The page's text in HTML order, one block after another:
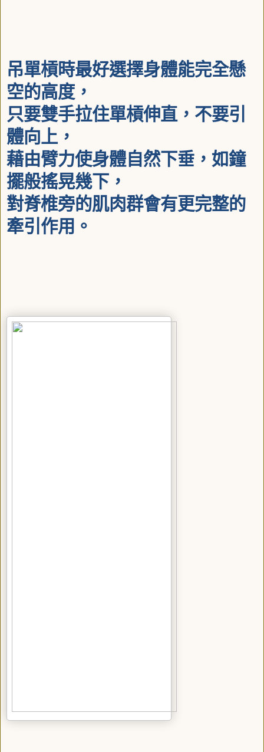
吊單槓時最好選擇身體能完全懸
空的高度，
只要雙手拉住單槓伸直，不要引
體向上，
藉由臂力使身體自然下垂，如鐘
擺般搖晃幾下，
對脊椎旁的肌肉群會有更完整的
牽引作用。